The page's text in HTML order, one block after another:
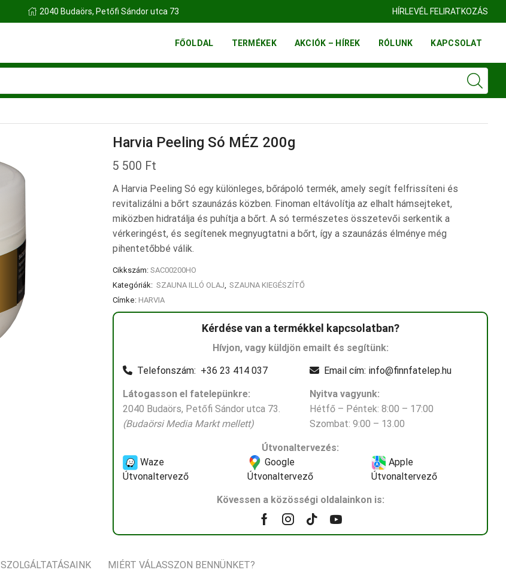
2040 Budaörs, Petőfi Sándor utca 73 FINN FATELEP BUDAÖRSHÍRLEVÉL FELIRATKOZÁS
FŐOLDAL TERMÉKEK AKCIÓK – HÍREK RÓLUNK KAPCSOLAT
input
Harvia Peeling Só MÉZ 200g
5 500 Ft
A Harvia Peeling Só egy különleges, bőrápoló termék, amely segít felfrissíteni és
revitalizálni a bőrt szaunázás közben. Finoman eltávolítja az elhalt hámsejteket,
miközben hidratálja és puhítja a bőrt. A só természetes összetevői serkentik a
vérkeringést, és segítenek megnyugtatni a bőrt, így a szaunázás élménye még
pihentetőbbé válik.
Cikkszám: SAC00200HO
Kategóriák: SZAUNA ILLÓ OLAJ, SZAUNA KIEGÉSZÍTŐ
Címke: HARVIA
Kérdése van a termékkel kapcsolatban?
Hívjon, vagy küldjön emailt és segítünk:
Telefonszám: +36 23 414 037
Email cím: info@finnfatelep.hu
Látogasson el fatelepünkre:
2040 Budaörs, Petőfi Sándor utca 73.
(Budaörsi Media Markt mellett)
Nyitva vagyunk:
Hétfő – Péntek: 8:00 – 17:00
Szombat: 9:00 – 13.00
Útvonaltervezés:
Waze
Útvonaltervező
Google
Útvonaltervező
Apple
Útvonaltervező
Kövessen a közösségi oldalainkon is:
Facebook
Instagram
Tik- Youtube
SZOLGÁLTATÁSAINK MIÉRT VÁLASSZON BENNÜNKET?